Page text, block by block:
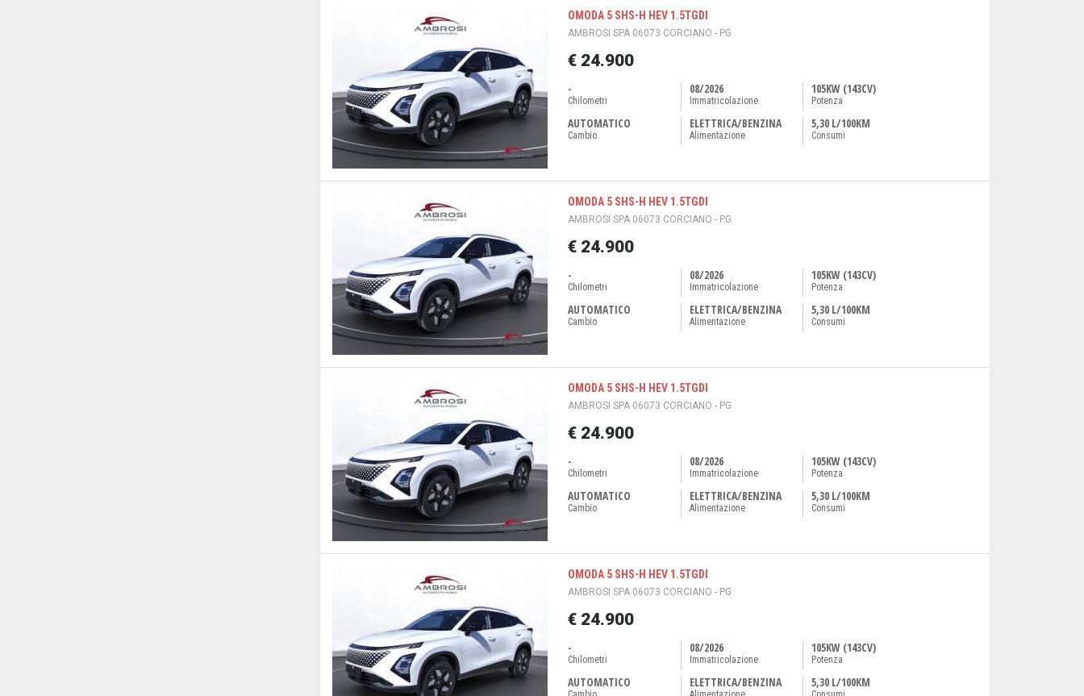
OMODA 5 SHS-H HEV 1.5TGDI
AMBROSI SPA 06073 CORCIANO - PG
€ 24.900
-
Chilometri
08/2026
Immatricolazione
105KW (143CV)
Potenza
AUTOMATICO
Cambio
ELETTRICA/BENZINA
Alimentazione
5,30 L/100KM
Consumi
OMODA 5 SHS-H HEV 1.5TGDI
AMBROSI SPA 06073 CORCIANO - PG
€ 24.900
-
Chilometri
08/2026
Immatricolazione
105KW (143CV)
Potenza
AUTOMATICO
Cambio
ELETTRICA/BENZINA
Alimentazione
5,30 L/100KM
Consumi
OMODA 5 SHS-H HEV 1.5TGDI
AMBROSI SPA 06073 CORCIANO - PG
€ 24.900
-
Chilometri
08/2026
Immatricolazione
105KW (143CV)
Potenza
AUTOMATICO
Cambio
ELETTRICA/BENZINA
Alimentazione
5,30 L/100KM
Consumi
OMODA 5 SHS-H HEV 1.5TGDI
AMBROSI SPA 06073 CORCIANO - PG
€ 24.900
-
Chilometri
08/2026
Immatricolazione
105KW (143CV)
Potenza
AUTOMATICO ELETTRICA/BENZINA 5,30 L/100KM